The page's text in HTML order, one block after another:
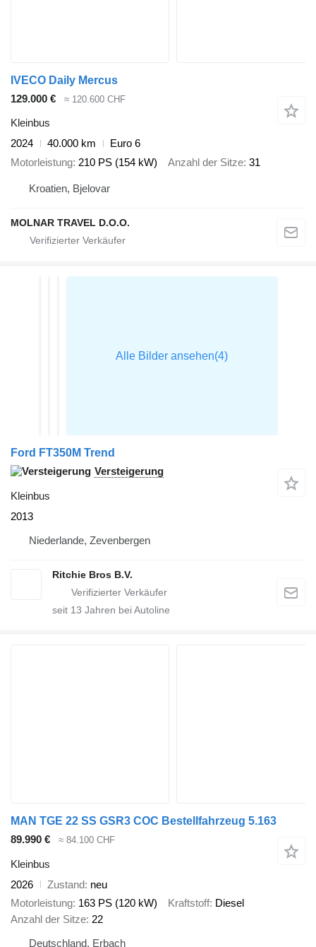
IVECO Daily Mercus
129.000 €
≈ 120.600 CHF
Kleinbus
2024
40.000 km
Euro 6
Motorleistung 210 PS (154 kW) Anzahl der Sitze 31
Kroatien, Bjelovar
MOLNAR TRAVEL D.O.O.
Ford FT350M Trend
Versteigerung
Kleinbus
2013
Niederlande, Zevenbergen
Ritchie Bros B.V.
seit 13 Jahren bei Autoline
MAN TGE 22 SS GSR3 COC Bestellfahrzeug 5.163
89.990 €
≈ 84.100 CHF
Kleinbus
2026
Zustand neu
Motorleistung 163 PS (120 kW) Kraftstoff Diesel
Anzahl der Sitze 22
Deutschland, Erbach